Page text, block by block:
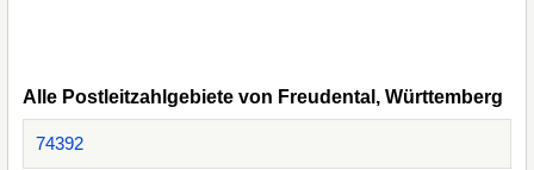
Alle Postleitzahlgebiete von Freudental, Württemberg
74392